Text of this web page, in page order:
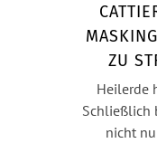
ZU
Heilerde
Schließlich
nicht